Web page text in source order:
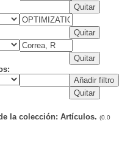
la colección: Artículos. (0.0